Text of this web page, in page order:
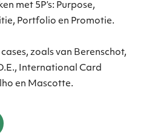
met 5P’s: Purpose,
Portfolio en Promotie.
zoals van Berenschot,
International Card
en Mascotte.